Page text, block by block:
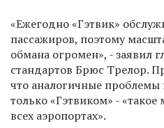
«Ежегодно «Гэтвик»
пассажиров, поэтому
обмана огромен», - заявил
стандартов Брюс Трелор.
что аналогичные проблемы
только «Гэтвиком» -
всех аэропортах».